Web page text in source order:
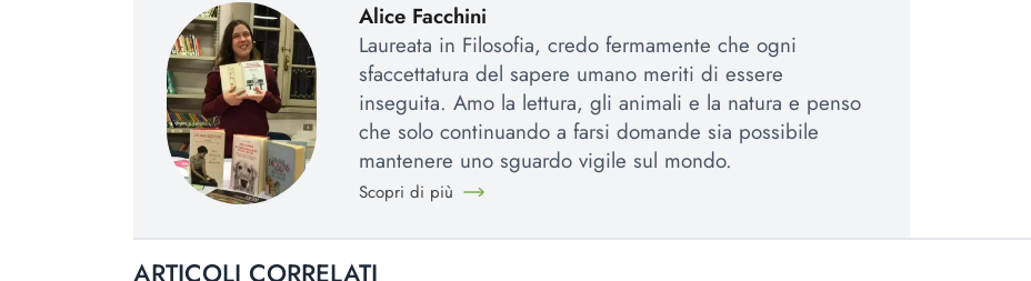
Alice Facchini
Laureata in Filosofia, credo fermamente che ogni
sfaccettatura del sapere umano meriti di essere
inseguita. Amo la lettura, gli animali e la natura e penso
che solo continuando a farsi domande sia possibile
mantenere uno sguardo vigile sul mondo.
Scopri di più
ARTICOLI CORRELATI